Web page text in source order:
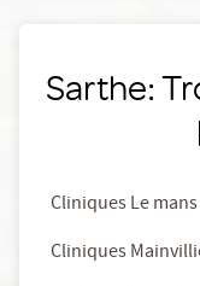
Sarthe:
Cliniques Le mans
Cliniques